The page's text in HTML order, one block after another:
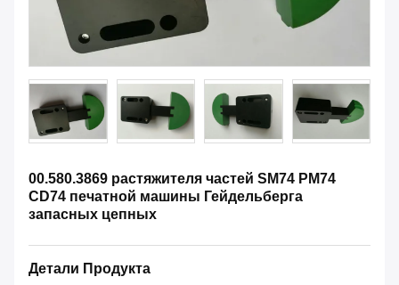
00.580.3869 растяжителя частей SM74 PM74
CD74 печатной машины Гейдельберга
запасных цепных
Детали Продукта